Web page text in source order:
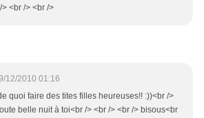
> <br /> <br />
12/2010 01:16
quoi faire des tites filles heureuses!! :))<br />
belle nuit à toi<br /> <br /> <br /> bisous<br